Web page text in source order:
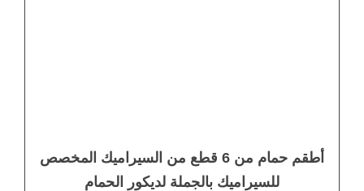
أطقم حمام من 6 قطع من السيراميك المخصص
للسيراميك بالجملة لديكور الحمام